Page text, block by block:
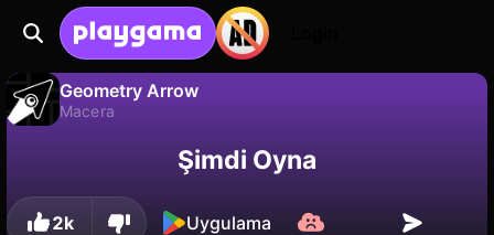
Geometry Arrow
Macera
İlerlemeyi kaydet! Hayır
Şimdi Oyna
2k Uygulama